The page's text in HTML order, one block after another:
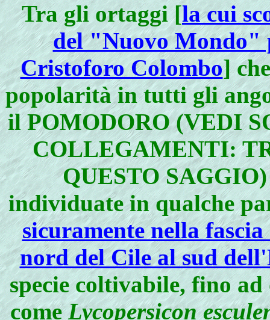
Tra gli ortaggi [la cui
del "Nuovo Mondo"
Cristoforo Colombo]
popolarità in tutti gli
il POMODORO (VEDI
COLLEGAMENTI:
QUESTO
individuate in qualche
sicuramente nella
nord del Cile al sud
specie coltivabile, fino ad
comeLycopersicon